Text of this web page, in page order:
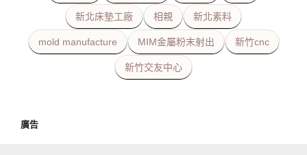
新北床墊工廠 相親 新北素料
mold manufacture MIM金屬粉末射出 新竹cnc
新竹交友中心
廣告